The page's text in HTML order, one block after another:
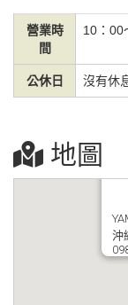
營業時
間
10：00
公休日 沒有休
地圖
沖